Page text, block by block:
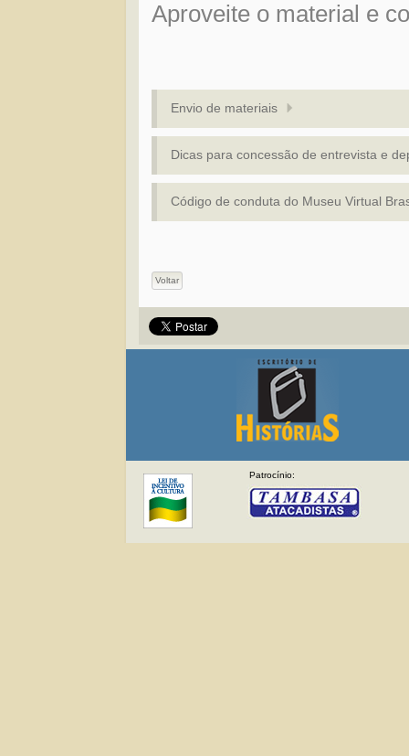
Aproveite o material e
Envio de materiais
Dicas para concessão de entrevista e
Código de conduta do Museu Virtual
Voltar
Patrocínio: